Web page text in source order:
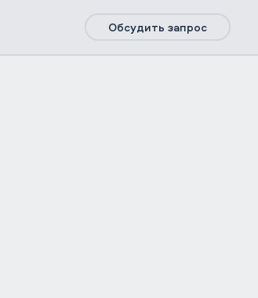
Обсудить запрос